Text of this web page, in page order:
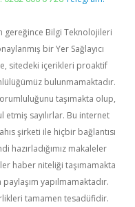
gereğince Bilgi Teknolojileri
bir Yer Sağlayıcı
sitedeki içerikleri proaktif
bulunmamaktadır.
taşımakta olup,
sayılırlar. Bu internet
şirketi ile hiçbir bağlantısı
hazırladığımız makaleler
haber niteliği taşımamakta
yapılmamaktadır.
tamamen tesadüfidir.